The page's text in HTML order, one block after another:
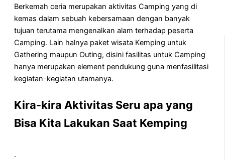
Berkemah ceria merupakan aktivitas Camping yang di
kemas dalam sebuah kebersamaan dengan banyak
tujuan terutama mengenalkan alam terhadap peserta
Camping. Lain halnya paket wisata Kemping untuk
Gathering maupun Outing, disini fasilitas untuk Camping
hanya merupakan element pendukung guna menfasilitasi
kegiatan-kegiatan utamanya.
Kira-kira Aktivitas Seru apa yang
Bisa Kita Lakukan Saat Kemping
.